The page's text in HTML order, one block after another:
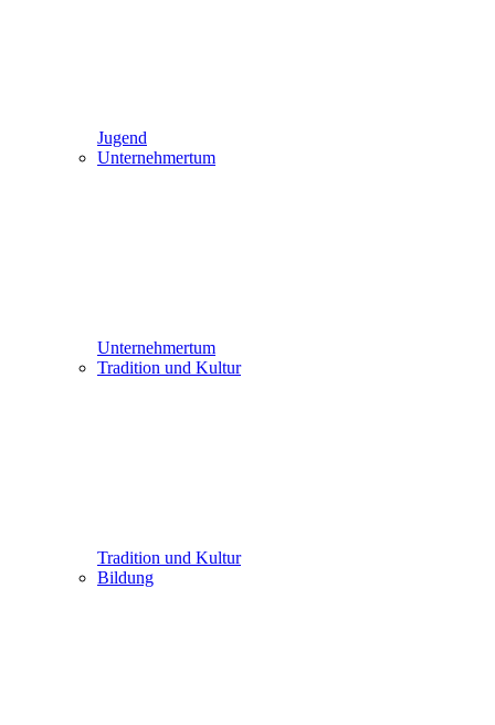
Jugend
Unternehmertum
Unternehmertum
Tradition und Kultur
Tradition und Kultur
Bildung